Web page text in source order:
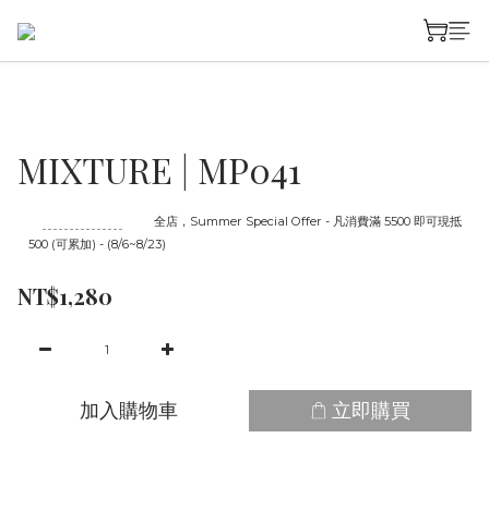
MIXTURE | MP041
全店，Summer Special Offer - 凡消費滿 5500 即可現抵
500 (可累加) - (8/6~8/23)
NT$1,280
加入購物車 立即購買